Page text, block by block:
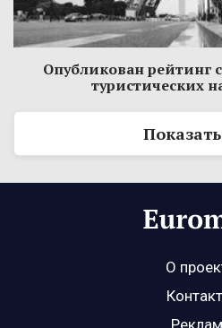
Опубликован рейтинг
туристических
О